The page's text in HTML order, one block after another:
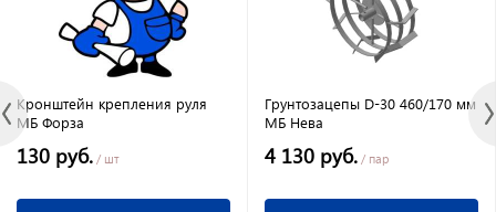
Кронштейн крепления руля
МБ Форза
130 руб. / шт
Грунтозацепы D-30 460/170 мм
МБ Нева
4 130 руб. / пар